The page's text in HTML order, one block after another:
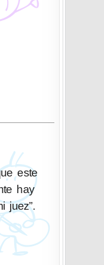
este
hay
juez”.